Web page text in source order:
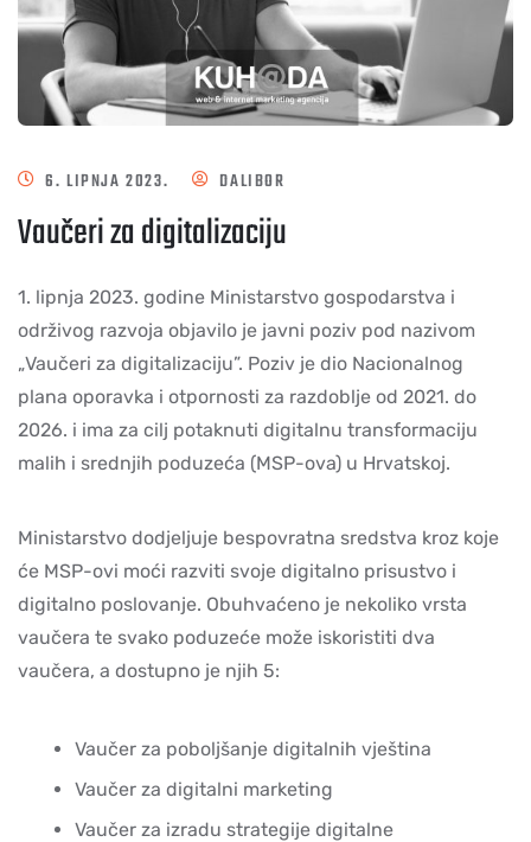
6. LIPNJA 2023. DALIBOR
Vaučeri za digitalizaciju
1. lipnja 2023. godine Ministarstvo gospodarstva i
održivog razvoja objavilo je javni poziv pod nazivom
„Vaučeri za digitalizaciju”. Poziv je dio Nacionalnog
plana oporavka i otpornosti za razdoblje od 2021. do
2026. i ima za cilj potaknuti digitalnu transformaciju
malih i srednjih poduzeća (MSP-ova) u Hrvatskoj.
Ministarstvo dodjeljuje bespovratna sredstva kroz koje
će MSP-ovi moći razviti svoje digitalno prisustvo i
digitalno poslovanje. Obuhvaćeno je nekoliko vrsta
vaučera te svako poduzeće može iskoristiti dva
vaučera, a dostupno je njih 5:
Vaučer za poboljšanje digitalnih vještina
Vaučer za digitalni marketing
Vaučer za izradu strategije digitalne